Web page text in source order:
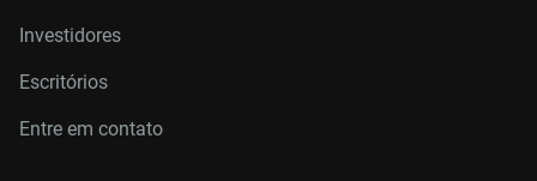
Investidores
Escritórios
Entre em contato